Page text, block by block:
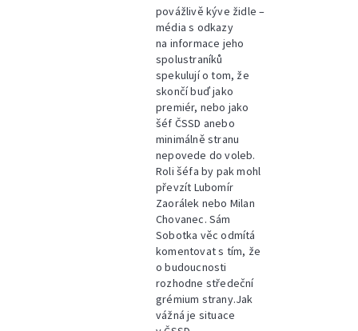
povážlivě kýve židle –
média s odkazy
na informace jeho
spolustraníků
spekulují o tom, že
skončí buď jako
premiér, nebo jako
šéf ČSSD anebo
minimálně stranu
nepovede do voleb.
Roli šéfa by pak mohl
převzít Lubomír
Zaorálek nebo Milan
Chovanec. Sám
Sobotka věc odmítá
komentovat s tím, že
o budoucnosti
rozhodne středeční
grémium strany.Jak
vážná je situace